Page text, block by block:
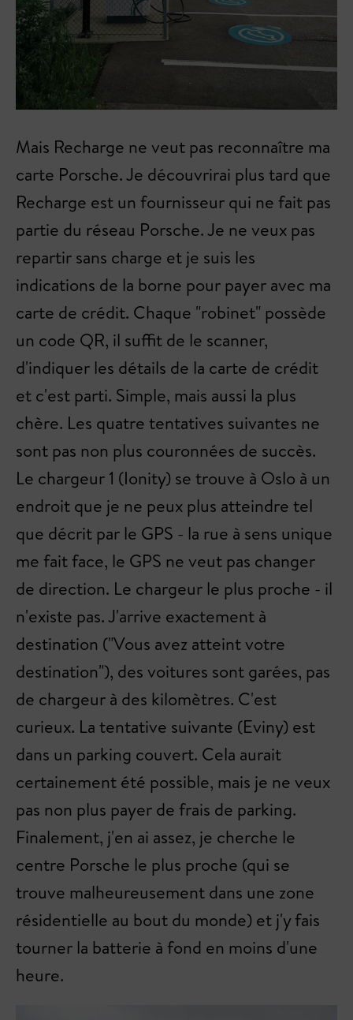
Mais Recharge ne veut pas reconnaître ma
carte Porsche. Je découvrirai plus tard que
Recharge est un fournisseur qui ne fait pas
partie du réseau Porsche. Je ne veux pas
repartir sans charge et je suis les
indications de la borne pour payer avec ma
carte de crédit. Chaque "robinet" possède
un code QR, il suffit de le scanner,
d'indiquer les détails de la carte de crédit
et c'est parti. Simple, mais aussi la plus
chère. Les quatre tentatives suivantes ne
sont pas non plus couronnées de succès.
Le chargeur 1 (Ionity) se trouve à Oslo à un
endroit que je ne peux plus atteindre tel
que décrit par le GPS - la rue à sens unique
me fait face, le GPS ne veut pas changer
de direction. Le chargeur le plus proche - il
n'existe pas. J'arrive exactement à
destination ("Vous avez atteint votre
destination"), des voitures sont garées, pas
de chargeur à des kilomètres. C'est
curieux. La tentative suivante (Eviny) est
dans un parking couvert. Cela aurait
certainement été possible, mais je ne veux
pas non plus payer de frais de parking.
Finalement, j'en ai assez, je cherche le
centre Porsche le plus proche (qui se
trouve malheureusement dans une zone
résidentielle au bout du monde) et j'y fais
tourner la batterie à fond en moins d'une
heure.